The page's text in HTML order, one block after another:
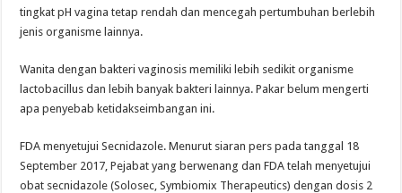
tingkat pH vagina tetap rendah dan mencegah pertumbuhan berlebih
jenis organisme lainnya.
Wanita dengan bakteri vaginosis memiliki lebih sedikit organisme
lactobacillus dan lebih banyak bakteri lainnya. Pakar belum mengerti
apa penyebab ketidakseimbangan ini.
FDA menyetujui Secnidazole. Menurut siaran pers pada tanggal 18
September 2017, Pejabat yang berwenang dan FDA telah menyetujui
obat secnidazole (Solosec, Symbiomix Therapeutics) dengan dosis 2